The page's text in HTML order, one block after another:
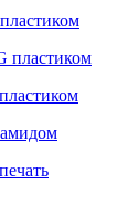
пластиком